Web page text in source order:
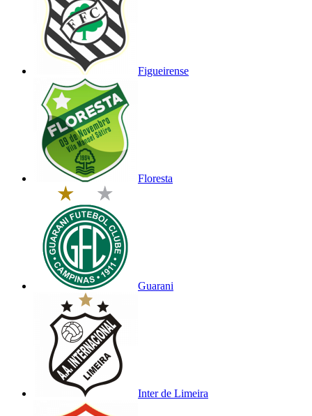
Figueirense
Floresta
Guarani
Inter de Limeira